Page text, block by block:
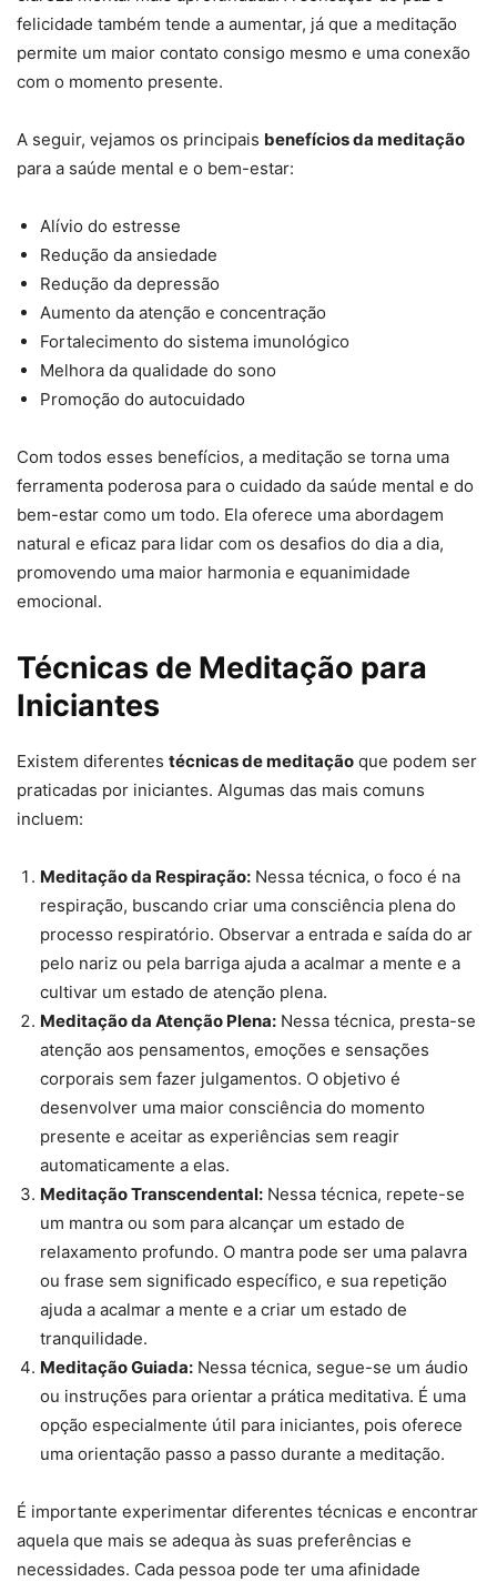
felicidade também tende a aumentar, já que a meditação
permite um maior contato consigo mesmo e uma conexão
com o momento presente.
A seguir, vejamos os principais benefícios da meditação
para a saúde mental e o bem-estar:
Alívio do estresse
Redução da ansiedade
Redução da depressão
Aumento da atenção e concentração
Fortalecimento do sistema imunológico
Melhora da qualidade do sono
Promoção do autocuidado
Com todos esses benefícios, a meditação se torna uma
ferramenta poderosa para o cuidado da saúde mental e do
bem-estar como um todo. Ela oferece uma abordagem
natural e eficaz para lidar com os desafios do dia a dia,
promovendo uma maior harmonia e equanimidade
emocional.
Técnicas de Meditação para
Iniciantes
Existem diferentes técnicas de meditação que podem ser
praticadas por iniciantes. Algumas das mais comuns
incluem:
Meditação da Respiração: Nessa técnica, o foco é na
respiração, buscando criar uma consciência plena do
processo respiratório. Observar a entrada e saída do ar
pelo nariz ou pela barriga ajuda a acalmar a mente e a
cultivar um estado de atenção plena.
Meditação da Atenção Plena: Nessa técnica, presta-se
atenção aos pensamentos, emoções e sensações
corporais sem fazer julgamentos. O objetivo é
desenvolver uma maior consciência do momento
presente e aceitar as experiências sem reagir
automaticamente a elas.
Meditação Transcendental: Nessa técnica, repete-se
um mantra ou som para alcançar um estado de
relaxamento profundo. O mantra pode ser uma palavra
ou frase sem significado específico, e sua repetição
ajuda a acalmar a mente e a criar um estado de
tranquilidade.
Meditação Guiada: Nessa técnica, segue-se um áudio
ou instruções para orientar a prática meditativa. É uma
opção especialmente útil para iniciantes, pois oferece
uma orientação passo a passo durante a meditação.
É importante experimentar diferentes técnicas e encontrar
aquela que mais se adequa às suas preferências e
necessidades. Cada pessoa pode ter uma afinidade